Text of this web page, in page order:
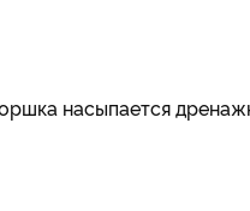
насыпается